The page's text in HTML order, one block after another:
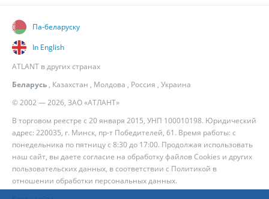
© 2002 — 2026, ЗАО «АТЛАНТ»
В торговом реестре с 20 января 2015, УНП 100010198. Юридический
адрес: 220035, г. Минск, пр-т Победителей, 61. Время работы: с
понедельника по пятницу с 8:30 до 17:00. Продолжая использовать
наш сайт, вы даете согласие на обработку файлов Cookies и других
пользовательских данных, в соответствии с Политикой в
отношении обработки персональных данных.
Па-беларуску
In English
ATLANT в других странах
Беларусь , Казахстан , Молдова , Россия , Украина